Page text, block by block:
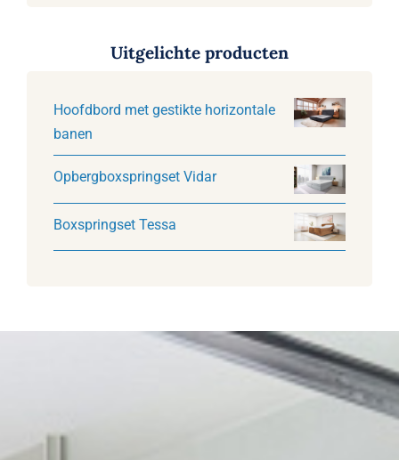
Uitgelichte producten
Hoofdbord met gestikte horizontale
banen
Opbergboxspringset Vidar
Boxspringset Tessa